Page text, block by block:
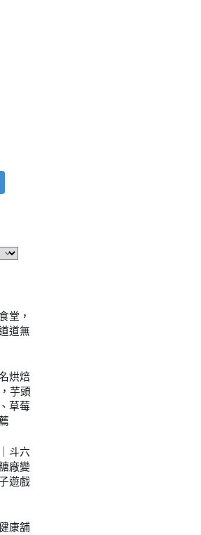
堂，
道無
烘焙
芋頭
草莓
斗六
廠變
遊戲
康舖